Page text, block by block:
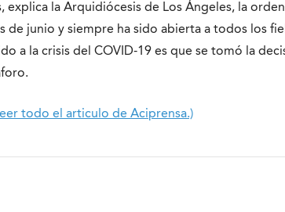
explica la Arquidiócesis de Los Ángeles, la
de junio y siempre ha sido abierta a todos los
a la crisis del COVID-19 es que se tomó la
todo el articulo de Aciprensa.)